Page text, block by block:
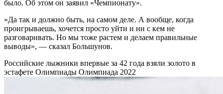
было. Об этом он заявил «Чемпионату».
«Да так и должно быть, на самом деле. А вообще, когда
проигрываешь, хочется просто уйти и ни с кем не
разговаривать. Но мы тоже растем и делаем правильные
выводы», — сказал Большунов.
Российские лыжники впервые за 42 года взяли золото в
эстафете Олимпиады Олимпиада 2022